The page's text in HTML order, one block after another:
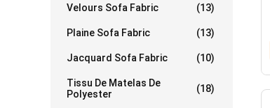
Velours Sofa Fabric (13)
Plaine Sofa Fabric (13)
Jacquard Sofa Fabric (10)
Tissu De Matelas De
Polyester
(18)